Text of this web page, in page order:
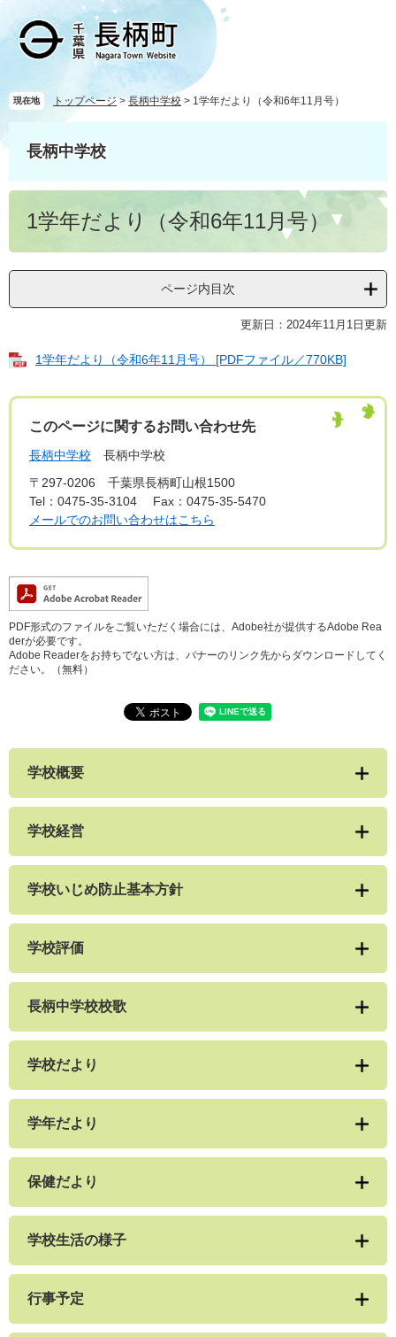
ー
す
ニ
し
文
現在地 トップページ >長柄中学校 > 1学年だより（令和6年11月号）
長柄中学校
1学年だより（令和6年11月号）
ページ内目次
更新日：2024年11月1日更新
1学年だより（令和6年11月号） [PDFファイル／770KB]
このページに関するお問い合わせ先
長柄中学校
長柄中学校
〒297-0206
千葉県長柄町山根1500
Tel：0475-35-3104
Fax：0475-35-5470
メールでのお問い合わせはこちら
PDF形式のファイルをご覧いただく場合には、Adobe社が提供するAdobe Rea
derが必要です。
Adobe Readerをお持ちでない方は、バナーのリンク先からダウンロードしてく
ださい。（無料）
学校概要
学校経営
学校いじめ防止基本方針
学校評価
長柄中学校校歌
学校だより
学年だより
保健だより
学校生活の様子
行事予定